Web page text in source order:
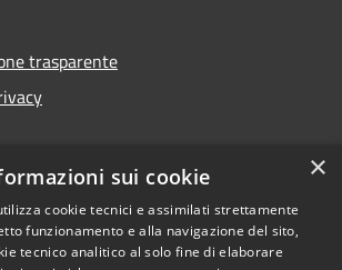
trasparente
accessibilità
×
sui cookie
cookie tecnici e assimilati strettamente
funzionamento e alla navigazione del sito,
tecnico analitico al solo fine di elaborare